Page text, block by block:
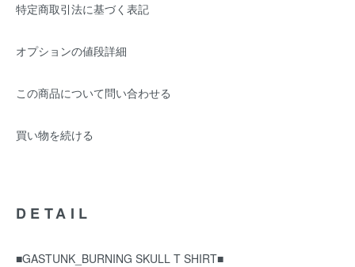
特定商取引法に基づく表記
オプションの値段詳細
この商品について問い合わせる
買い物を続ける
DETAIL
■GASTUNK_BURNING SKULL T SHIRT■